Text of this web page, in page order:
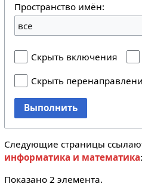
Пространство имён:
все
Скрыть включения
Скрыть
Выполнить
Следующие страницы
информатика и математика:
Показано 2 элемента.